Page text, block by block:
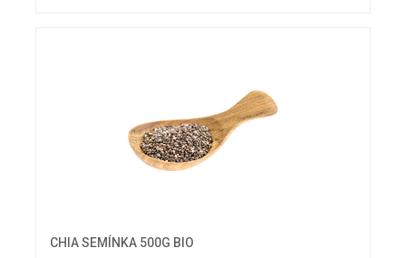
CHIA SEMÍNKA 500G BIO